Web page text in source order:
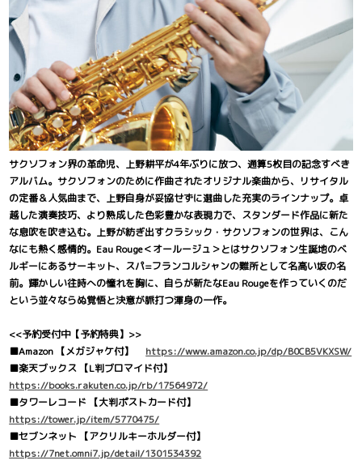
サクソフォン界の革命児、上野耕平が4年ぶりに放つ、通算5枚目の記念すべき
アルバム。サクソフォンのために作曲されたオリジナル楽曲から、リサイタル
の定番＆人気曲まで、上野自身が妥協せずに選曲した充実のラインナップ。卓
越した演奏技巧、より熟成した色彩豊かな表現力で、スタンダード作品に新た
な息吹を吹き込む。上野が紡ぎ出すクラシック・サクソフォンの世界は、こん
なにも熱く感情的。Eau Rouge＜オールージュ＞とはサクソフォン生誕地のベ
ルギーにあるサーキット、スパ=フランコルシャンの難所として名高い坂の名
前。輝かしい往時への憧れを胸に、自らが新たなEau Rougeを作っていくのだ
という並々ならぬ覚悟と決意が脈打つ渾身の一作。
<<予約受付中【予約特典】>>
■Amazon 【メガジャケ付】 https://www.amazon.co.jp/dp/B0CB5VKXSW/
■楽天ブックス 【L判ブロマイド付】
https://books.rakuten.co.jp/rb/17564972/
■タワーレコード 【大判ポストカード付】
https://tower.jp/item/5770475/
■セブンネット 【アクリルキーホルダー付】
https://7net.omni7.jp/detail/1301534392